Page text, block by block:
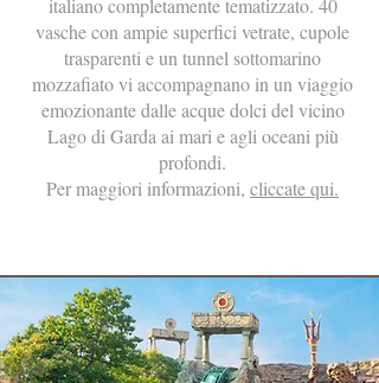
italiano completamente tematizzato. 40
vasche con ampie superfici vetrate, cupole
trasparenti e un tunnel sottomarino
mozzafiato vi accompagnano in un viaggio
emozionante dalle acque dolci del vicino
Lago di Garda ai mari e agli oceani più
profondi.
Per maggiori informazioni, cliccate qui.